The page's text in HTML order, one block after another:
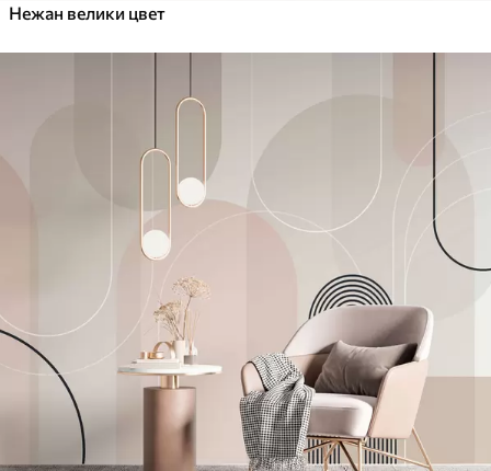
Нежан велики цвет